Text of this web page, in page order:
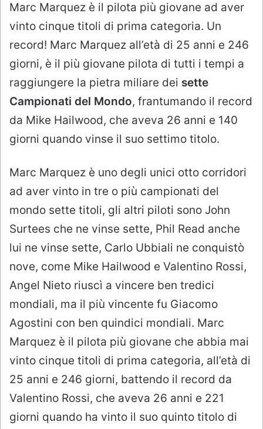
Marc Marquez è il pilota più giovane ad aver
vinto cinque titoli di prima categoria. Un
record! Marc Marquez all’età di 25 anni e 246
giorni, è il più giovane pilota di tutti i tempi a
raggiungere la pietra miliare dei sette
Campionati del Mondo, frantumando il record
da Mike Hailwood, che aveva 26 anni e 140
giorni quando vinse il suo settimo titolo.
Marc Marquez è uno degli unici otto corridori
ad aver vinto in tre o più campionati del
mondo sette titoli, gli altri piloti sono John
Surtees che ne vinse sette, Phil Read anche
lui ne vinse sette, Carlo Ubbiali ne conquistò
nove, come Mike Hailwood e Valentino Rossi,
Angel Nieto riuscì a vincere ben tredici
mondiali, ma il più vincente fu Giacomo
Agostini con ben quindici mondiali. Marc
Marquez è il pilota più giovane che abbia mai
vinto cinque titoli di prima categoria, all’età di
25 anni e 246 giorni, battendo il record da
Valentino Rossi, che aveva 26 anni e 221
giorni quando ha vinto il suo quinto titolo di